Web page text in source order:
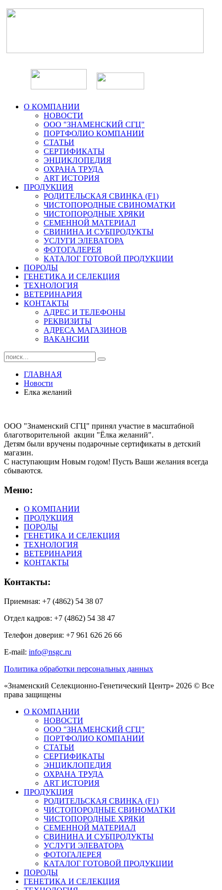
О КОМПАНИИ
НОВОСТИ
ООО "ЗНАМЕНСКИЙ СГЦ"
ПОРТФОЛИО КОМПАНИИ
СТАТЬИ
СЕРТИФИКАТЫ
ЭНЦИКЛОПЕДИЯ
ОХРАНА ТРУДА
ART ИСТОРИЯ
ПРОДУКЦИЯ
РОДИТЕЛЬСКАЯ СВИНКА (F1)
ЧИСТОПОРОДНЫЕ СВИНОМАТКИ
ЧИСТОПОРОДНЫЕ ХРЯКИ
СЕМЕННОЙ МАТЕРИАЛ
СВИНИНА И СУБПРОДУКТЫ
УСЛУГИ ЭЛЕВАТОРА
ФОТОГАЛЕРЕЯ
КАТАЛОГ ГОТОВОЙ ПРОДУКЦИИ
ПОРОДЫ
ГЕНЕТИКА И СЕЛЕКЦИЯ
ТЕХНОЛОГИЯ
ВЕТЕРИНАРИЯ
КОНТАКТЫ
АДРЕС И ТЕЛЕФОНЫ
РЕКВИЗИТЫ
АДРЕСА МАГАЗИНОВ
ВАКАНСИИ
ГЛАВНАЯ
Новости
Елка желаний
ООО "Знаменский СГЦ" принял участие в масштабной
благотворительной акции "Ёлка желаний".
Детям были вручены подарочные сертификаты в детский
магазин.
С наступающим Новым годом! Пусть Ваши желания всегда
сбываются.
Меню:
О КОМПАНИИ
ПРОДУКЦИЯ
ПОРОДЫ
ГЕНЕТИКА И СЕЛЕКЦИЯ
ТЕХНОЛОГИЯ
ВЕТЕРИНАРИЯ
КОНТАКТЫ
Контакты:
Приемная: +7 (4862) 54 38 07
Отдел кадров: +7 (4862) 54 38 47
Телефон доверия: +7 961 626 26 66
E-mail: info@nsgc.ru
Политика обработки персональных данных
«Знаменский Селекционно-Генетический Центр» 2026 © Все
права защищены
О КОМПАНИИ
НОВОСТИ
ООО "ЗНАМЕНСКИЙ СГЦ"
ПОРТФОЛИО КОМПАНИИ
СТАТЬИ
СЕРТИФИКАТЫ
ЭНЦИКЛОПЕДИЯ
ОХРАНА ТРУДА
ART ИСТОРИЯ
ПРОДУКЦИЯ
РОДИТЕЛЬСКАЯ СВИНКА (F1)
ЧИСТОПОРОДНЫЕ СВИНОМАТКИ
ЧИСТОПОРОДНЫЕ ХРЯКИ
СЕМЕННОЙ МАТЕРИАЛ
СВИНИНА И СУБПРОДУКТЫ
УСЛУГИ ЭЛЕВАТОРА
ФОТОГАЛЕРЕЯ
КАТАЛОГ ГОТОВОЙ ПРОДУКЦИИ
ПОРОДЫ
ГЕНЕТИКА И СЕЛЕКЦИЯ